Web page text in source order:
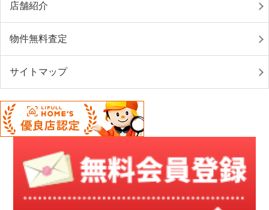
店舗紹介
物件無料査定
サイトマップ